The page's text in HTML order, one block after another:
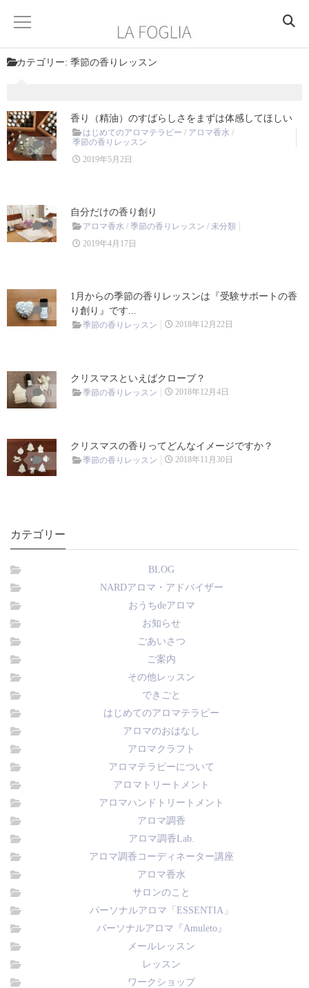
ABOUT
PROFILE
SERVICE
香りを楽しむ
香りを活かす
お知らせ
精油のこと
カテゴリー: 季節の香りレッスン
0
香り（精油）のすばらしさをまずは体感してほしい
はじめてのアロマテラピー / アロマ香水 /
季節の香りレッスン
2019年5月2日
0
自分だけの香り創り
アロマ香水 / 季節の香りレッスン / 未分類
2019年4月17日
0
1月からの季節の香りレッスンは『受験サポートの香
り創り』です...
季節の香りレッスン 2018年12月22日
0
クリスマスといえばクローブ？
季節の香りレッスン 2018年12月4日
0
クリスマスの香りってどんなイメージですか？
季節の香りレッスン 2018年11月30日
カテゴリー
BLOG
NARDアロマ・アドバイザー
おうちdeアロマ
お知らせ
ごあいさつ
ご案内
その他レッスン
できごと
はじめてのアロマテラピー
アロマのおはなし
アロマクラフト
アロマテラピーについて
アロマトリートメント
アロマハンドトリートメント
アロマ調香
アロマ調香Lab.
アロマ調香コーディネーター講座
アロマ香水
サロンのこと
パーソナルアロマ「ESSENTIA」
パーソナルアロマ『Amuleto』
メールレッスン
レッスン
ワークショップ